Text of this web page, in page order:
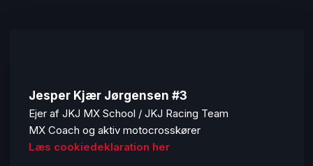
Jesper Kjær Jørgensen #3
Ejer af JKJ MX School / JKJ Racing Team
MX Coach og aktiv motocrosskører
Læs cookiedeklaration her